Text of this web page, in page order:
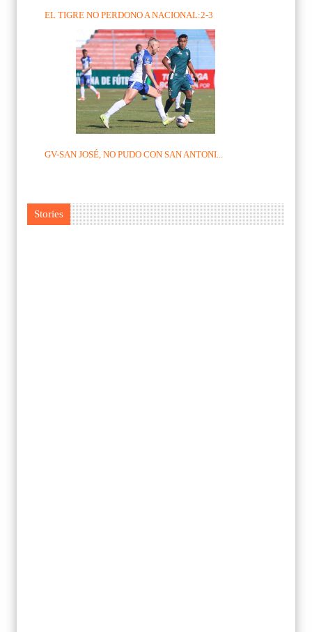
EL TIGRE NO PERDONO A NACIONAL:2-3
GV-SAN JOSÉ, NO PUDO CON SAN ANTONI...
Stories